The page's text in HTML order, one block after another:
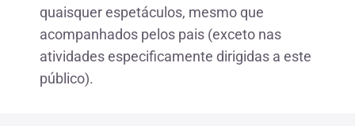
quaisquer espetáculos, mesmo que
acompanhados pelos pais (exceto nas
atividades especificamente dirigidas a este
público).